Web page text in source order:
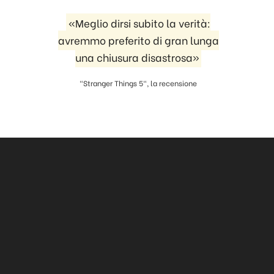
«Meglio dirsi subito la verità:
avremmo preferito di gran lunga
una chiusura disastrosa»
"Stranger Things 5", la recensione